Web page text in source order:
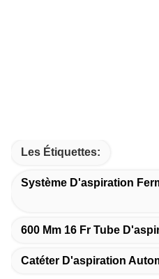
Les Étiquettes:
Système D'aspiration
600 Mm 16 Fr Tube
Catéter D'aspiration